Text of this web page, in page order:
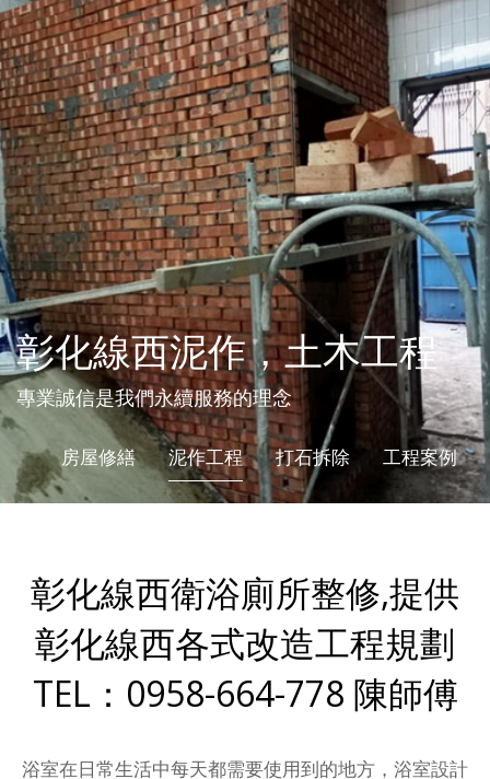
彰化線西泥作，土木工程
專業誠信是我們永續服務的理念
房屋修繕 泥作工程 打石拆除 工程案例
彰化線西衛浴廁所整修,提供
彰化線西各式改造工程規劃
TEL：0958-664-778 陳師傅
浴室在日常生活中每天都需要使用到的地方，浴室設計